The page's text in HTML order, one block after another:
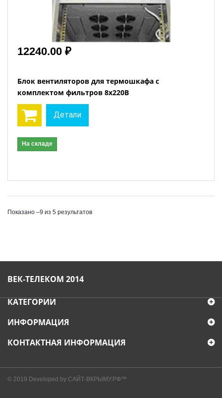
12240.00 ₽
Блок вентиляторов для термошкафа с
комплектом фильтров 8х220В
Детали
На складе
Показано –9 из 5 результатов
ВЕК-ТЕЛЕКОМ 2014
КАТЕГОРИИ
© 2019 Developed by САЙТ-ВКРЫМУ.РФ™
ИНФОРМАЦИЯ
КОНТАКТНАЯ ИНФОРМАЦИЯ